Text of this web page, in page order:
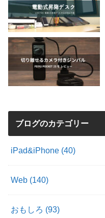
ブログのカテゴリー
iPad&iPhone (40)
Web (140)
おもしろ (93)